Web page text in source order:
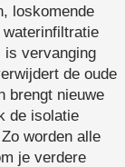
loskomende
waterinfiltratie
is vervanging
de oude
brengt nieuwe
de isolatie
worden alle
je verdere